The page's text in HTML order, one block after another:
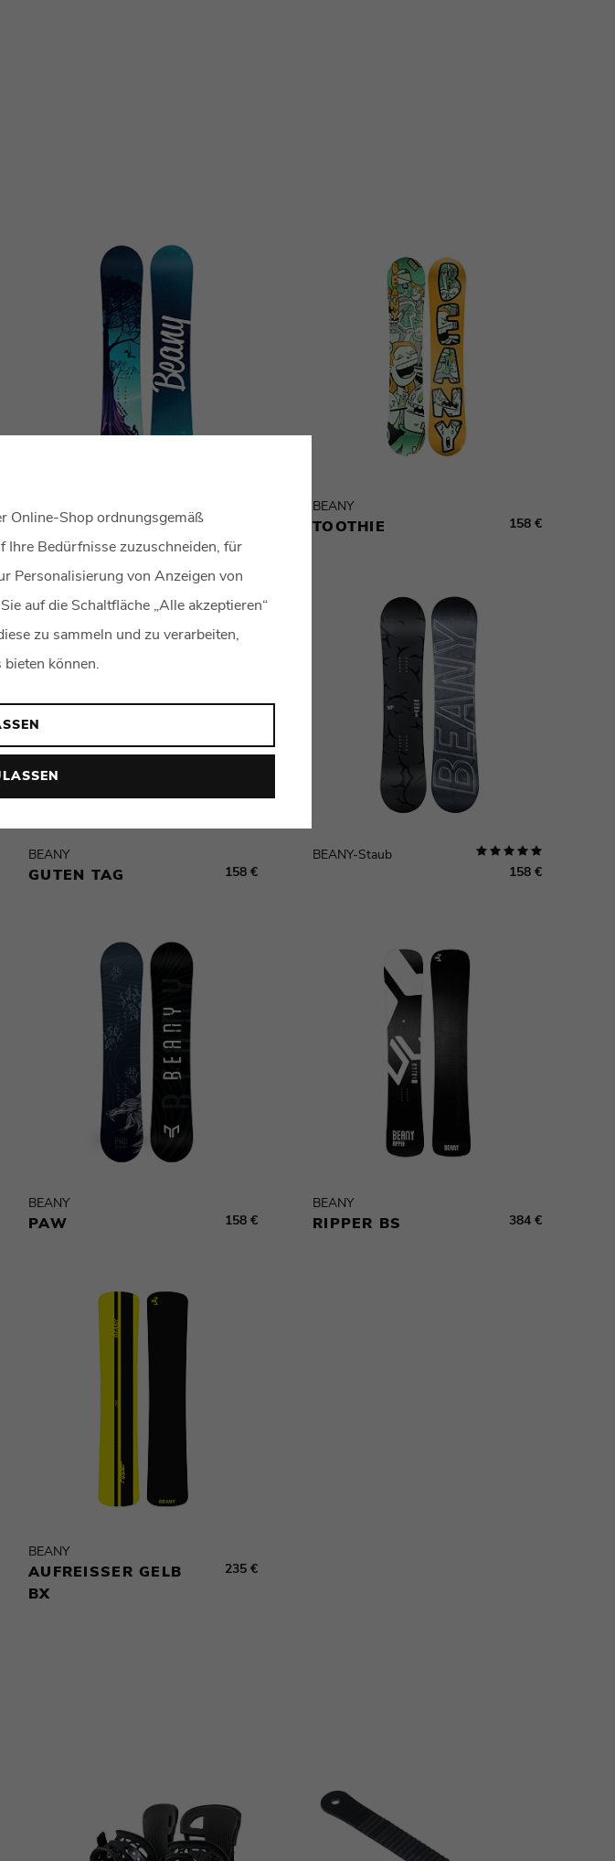
BEANY
TOOTHIE 158 €
BEANY
GUTEN TAG 158 €
BEANY-Staub
158 €
BEANY
PAW 158 €
BEANY
RIPPER BS 384 €
BEANY
AUFREISSER GELB B
X
235 €
Online-Shop ordnungsgemäß
Ihre Bedürfnisse zuzuschneiden, für
Personalisierung von Anzeigen von
auf die Schaltfläche „Alle akzeptieren“
zu sammeln und zu verarbeiten,
können.